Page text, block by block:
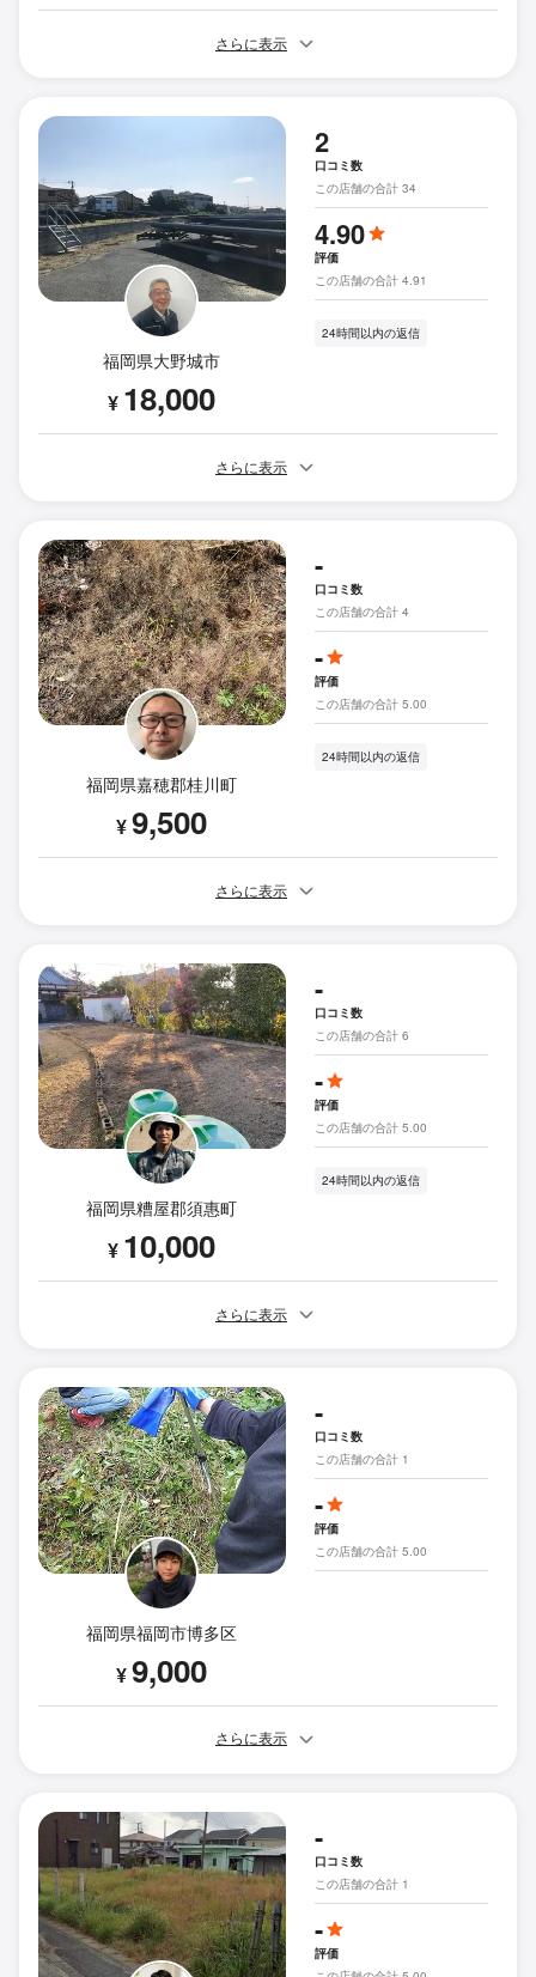
さらに表示
福岡県大野城市
¥ 18,000
2
口コミ数
この店舗の合計 34
4.90
評価
この店舗の合計 4.91
24時間以内の返信
さらに表示
福岡県嘉穂郡桂川町
¥9,500
-
口コミ数
この店舗の合計 4
-
評価
この店舗の合計 5.00
24時間以内の返信
さらに表示
福岡県糟屋郡須惠町
¥ 10,000
-
口コミ数
この店舗の合計 6
-
評価
この店舗の合計 5.00
24時間以内の返信
さらに表示
福岡県福岡市博多区
¥9,000
-
口コミ数
この店舗の合計 1
-
評価
この店舗の合計 5.00
さらに表示
-
口コミ数
この店舗の合計 1
-
評価